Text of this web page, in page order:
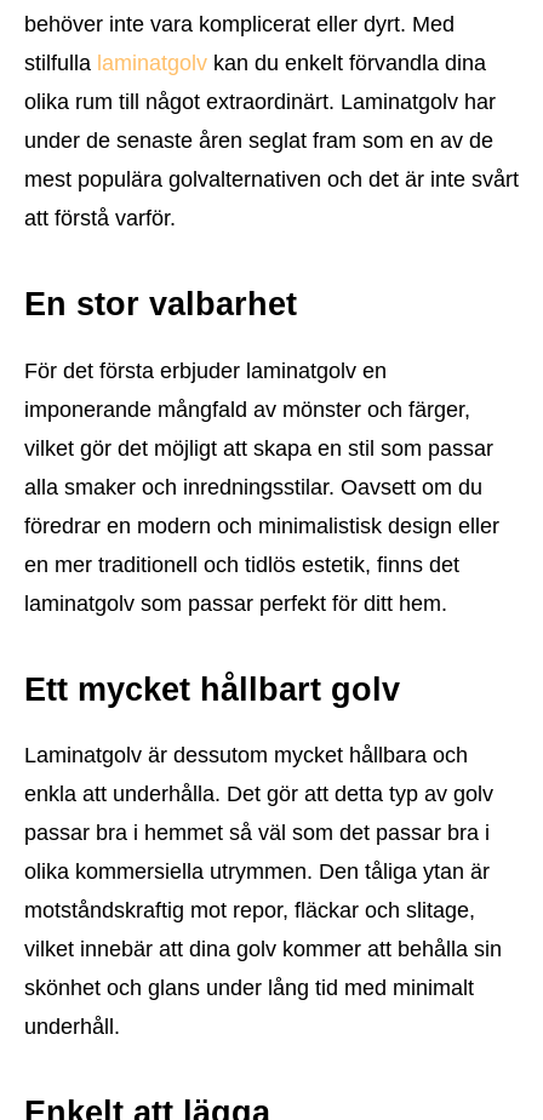
behöver inte vara komplicerat eller dyrt. Med
stilfulla laminatgolv kan du enkelt förvandla dina
olika rum till något extraordinärt. Laminatgolv har
under de senaste åren seglat fram som en av de
mest populära golvalternativen och det är inte svårt
att förstå varför.
En stor valbarhet
För det första erbjuder laminatgolv en
imponerande mångfald av mönster och färger,
vilket gör det möjligt att skapa en stil som passar
alla smaker och inredningsstilar. Oavsett om du
föredrar en modern och minimalistisk design eller
en mer traditionell och tidlös estetik, finns det
laminatgolv som passar perfekt för ditt hem.
Ett mycket hållbart golv
Laminatgolv är dessutom mycket hållbara och
enkla att underhålla. Det gör att detta typ av golv
passar bra i hemmet så väl som det passar bra i
olika kommersiella utrymmen. Den tåliga ytan är
motståndskraftig mot repor, fläckar och slitage,
vilket innebär att dina golv kommer att behålla sin
skönhet och glans under lång tid med minimalt
underhåll.